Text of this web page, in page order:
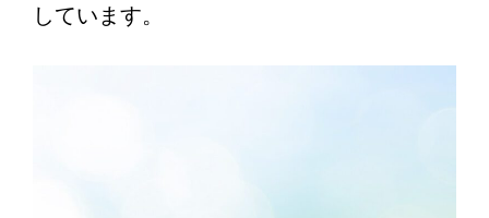
しています。